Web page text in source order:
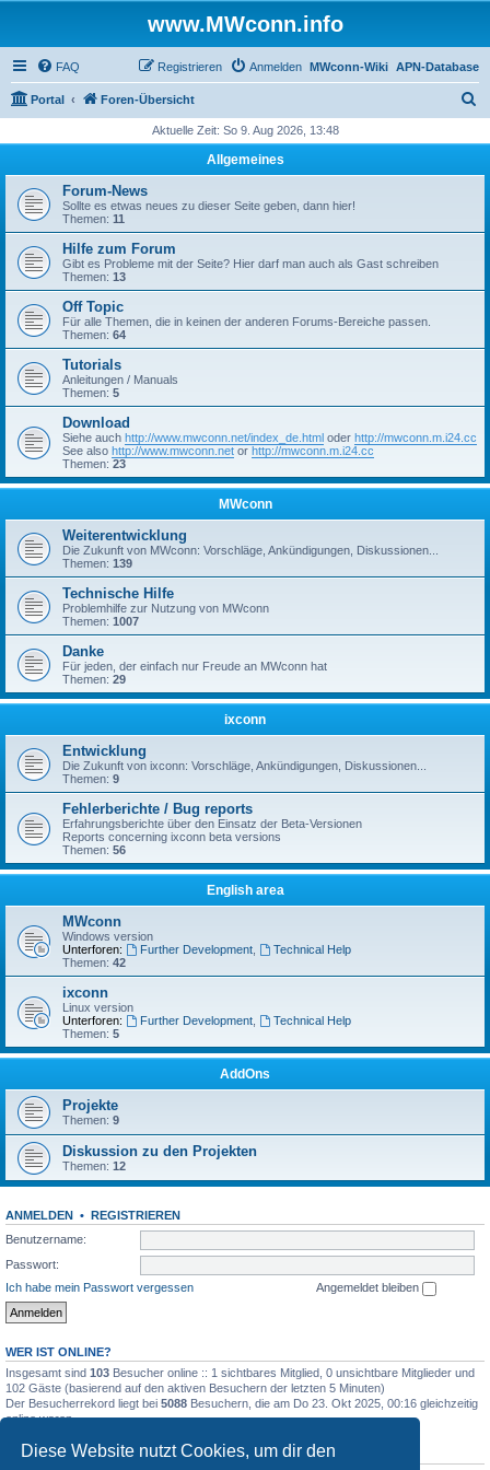
Diese Website nutzt Cookies, um dir den
www.MWconn.info
FAQ APN-Database
MWconn-Wiki
Anmelden
Registrieren
Portal Foren-Übersicht
h
Aktuelle Zeit: So 9. Aug 2026, 13:48
Allgemeines
Forum-News
Sollte es etwas neues zu dieser Seite geben, dann hier!
Themen: 11
Hilfe zum Forum
Gibt es Probleme mit der Seite? Hier darf man auch als Gast schreiben
Themen: 13
Off Topic
Für alle Themen, die in keinen der anderen Forums-Bereiche passen.
Themen: 64
Tutorials
Anleitungen / Manuals
Themen: 5
Download
Siehe auch http://www.mwconn.net/index_de.html oder http://mwconn.m.i24.cc
See also http://www.mwconn.net or http://mwconn.m.i24.cc
Themen: 23
MWconn
Weiterentwicklung
Die Zukunft von MWconn: Vorschläge, Ankündigungen, Diskussionen...
Themen: 139
Technische Hilfe
Problemhilfe zur Nutzung von MWconn
Themen: 1007
Danke
Für jeden, der einfach nur Freude an MWconn hat
Themen: 29
ixconn
Entwicklung
Die Zukunft von ixconn: Vorschläge, Ankündigungen, Diskussionen...
Themen: 9
Fehlerberichte / Bug reports
Erfahrungsberichte über den Einsatz der Beta-Versionen
Reports concerning ixconn beta versions
Themen: 56
English area
MWconn
Windows version
Unterforen:
Further Development,
Technical Help
Themen: 42
ixconn
Linux version
Unterforen:
Further Development,
Technical Help
Themen: 5
AddOns
Projekte
Themen: 9
Diskussion zu den Projekten
Themen: 12
ANMELDEN • REGISTRIEREN
Benutzername:
Passwort:
Ich habe mein Passwort vergessen
Angemeldet bleiben
WER IST ONLINE?
Insgesamt sind 103 Besucher online :: 1 sichtbares Mitglied, 0 unsichtbare Mitglieder und
102 Gäste (basierend auf den aktiven Besuchern der letzten 5 Minuten)
Der Besucherrekord liegt bei 5088 Besuchern, die am Do 23. Okt 2025, 00:16 gleichzeitig
online waren.
STATISTIK